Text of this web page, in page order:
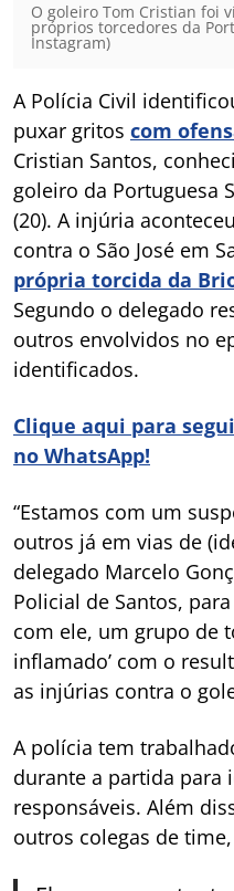
O goleiro Tom Cristian foi
próprios torcedores da
Instagram)
A Polícia Civil
puxar gritos com
Cristian Santos,
goleiro da Portuguesa
(20). A injúria
contra o São José em
própria torcida da
Segundo o delegado
outros envolvidos no
identificados.
Clique aqui para
no WhatsApp!
“Estamos com um
outros já em vias de
delegado Marcelo
Policial de Santos, para
com ele, um grupo de
inflamado’ com o
as injúrias contra o
A polícia tem
durante a partida para
responsáveis. Além
outros colegas de